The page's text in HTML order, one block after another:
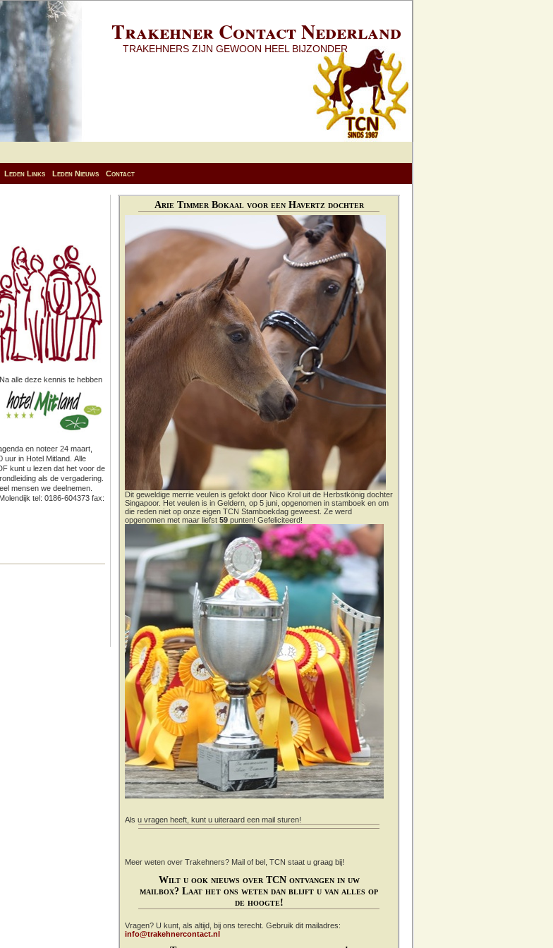
Trakehner Contact Nederland
TRAKEHNERS ZIJN GEWOON HEEL BIJZONDER
Leden Links Leden Nieuws Contact
alle deze kennis te hebben
en noteer 24 maart,
in Hotel Mitland. Alle
kunt u lezen dat het voor de
als de vergadering.
mensen we deelnemen.
tel: 0186-604373 fax:
Arie Timmer Bokaal voor een Havertz dochter
Dit geweldige merrie veulen is gefokt door Nico Krol uit de Herbstkönig dochter
Singapoor. Het veulen is in Geldern, op 5 juni, opgenomen in stamboek en om
die reden niet op onze eigen TCN Stamboekdag geweest. Ze werd
opgenomen met maar liefst 59 punten! Gefeliciteerd!
Als u vragen heeft, kunt u uiteraard een mail sturen!
Meer weten over Trakehners? Mail of bel, TCN staat u graag bij!
Wilt u ook nieuws over TCN ontvangen in uw
mailbox? Laat het ons weten dan blijft u van alles op
de hoogte!
Vragen? U kunt, als altijd, bij ons terecht. Gebruik dit mailadres:
info@trakehnercontact.nl